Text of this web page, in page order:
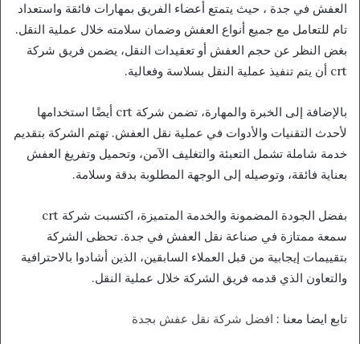
العفش في جدة ، حيث يتمتع أعضاء الفريق بمهارات فائقة واستعداد
تام للتعامل مع جميع أنواع العفش وضمان سلامته خلال عملية النقل.
بغض النظر عن حجم العفش أو تعقيدات النقل، يضمن فريق شركة
crt أن يتم تنفيذ عملية النقل بسلاسة وفعالية.
بالإضافة إلى الخبرة والمهارة، تضمن شركة crt أيضًا استخدامها
لأحدث التقنيات والأدوات في عملية نقل العفش. تهتم الشركة بتقديم
خدمة شاملة تشمل التعبئة والتغليف الآمن، وتحميل وتفريغ العفش
بعناية فائقة، وتوصيله إلى الوجهة المطلوبة بدقة وسلامة.
بفضل الجودة المضمونة والخدمة المتميزة، اكتسبت شركة crt
سمعة ممتازة في صناعة نقل العفش في جدة. تحظى الشركة
بتقييمات إيجابية من قبل العملاء السابقين، الذين أشادوا بالاحترافية
والتعاون الذي قدمه فريق الشركة خلال عملية النقل.
تابع ايضا معنا : افضل شركة نقل عفش بجدة